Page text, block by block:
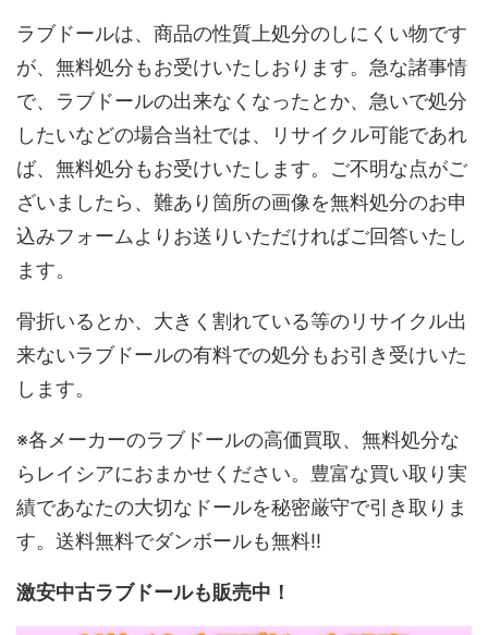
ラブドールは、商品の性質上処分のしにくい物です
が、無料処分もお受けいたしおります。急な諸事情
で、ラブドールの出来なくなったとか、急いで処分
したいなどの場合当社では、リサイクル可能であれ
ば、無料処分もお受けいたします。ご不明な点がご
ざいましたら、難あり箇所の画像を無料処分のお申
込みフォームよりお送りいただければご回答いたし
ます。
骨折いるとか、大きく割れている等のリサイクル出
来ないラブドールの有料での処分もお引き受けいた
します。
※各メーカーのラブドールの高価買取、無料処分な
らレイシアにおまかせください。豊富な買い取り実
績であなたの大切なドールを秘密厳守で引き取りま
す。送料無料でダンボールも無料!!
激安中古ラブドールも販売中！